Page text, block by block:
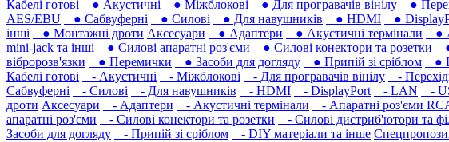
Кабелі готові
● Акустичні ● Міжблокові ● Для програвачів вінілу ●
AES/EBU
● Сабвуферні ● Силові ● Для навушників‎ ● HDMI ●
інші
● Монтажні дроти Аксесуари ● Адаптери ● Акустичні термінали ●
mini-jack та інші
● Силові апаратні роз'єми ● Силові конектори та розетки
вібророзв'язки
● Перемички ● Засоби для догляду ● Припій зі сріблом ●
Кабелі готові
- Акустичні - Міжблокові - Для програвачів вінілу -
Сабвуферні
- Силові - Для навушників‎ - HDMI - DisplayPort - LAN -
дроти Аксесуари - Адаптери - Акустичні термінали - Апаратні роз'єми
апаратні роз'єми
- Силові конектори та розетки - Силові дистриб'ютори та
Засоби для догляду
- Припій зі сріблом - DIY матеріали та інше